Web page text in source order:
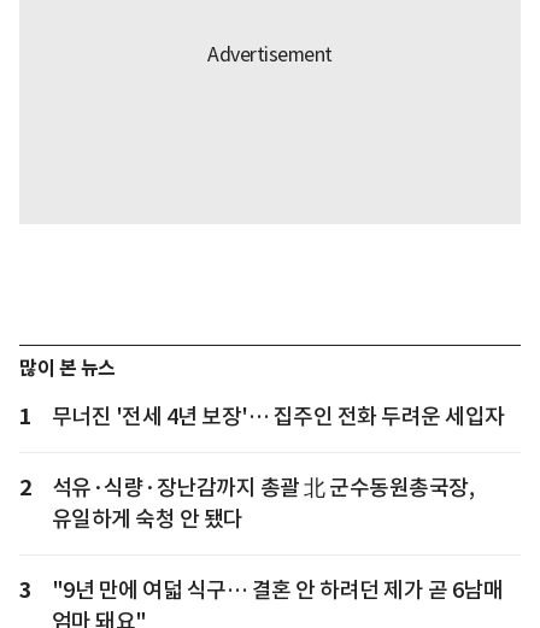
많이 본 뉴스
1 무너진 '전세 4년 보장'… 집주인 전화 두려운 세입자
2
석유·식량·장난감까지 총괄 北 군수동원총국장,
유일하게 숙청 안 됐다
3
"9년 만에 여덟 식구… 결혼 안 하려던 제가 곧 6남매
엄마 돼요"